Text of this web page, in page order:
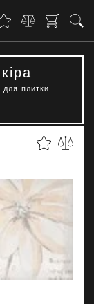
для плитки